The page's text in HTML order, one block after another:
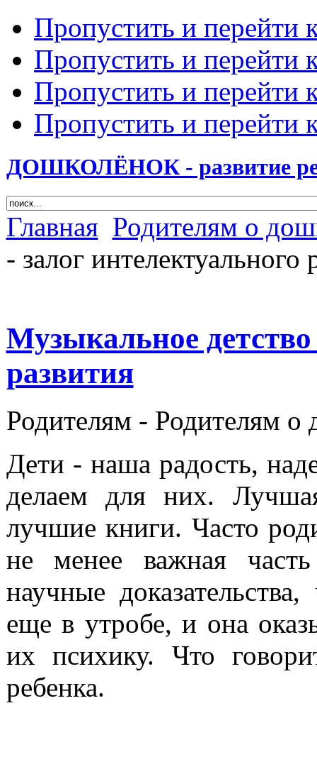
Пропустить и перейти
Пропустить и перейти
Пропустить и перейти
Пропустить и перейти
ДОШКОЛЁНОК - развитие
Главная Родителям о
- залог интелектуального
Музыкальное детство
развития
Родителям - Родителям о
Дети - наша радость,
делаем для них.
лучшие книги. Часто
не менее важная
научные
еще в утробе, и она
их психику. Что
ребенка.